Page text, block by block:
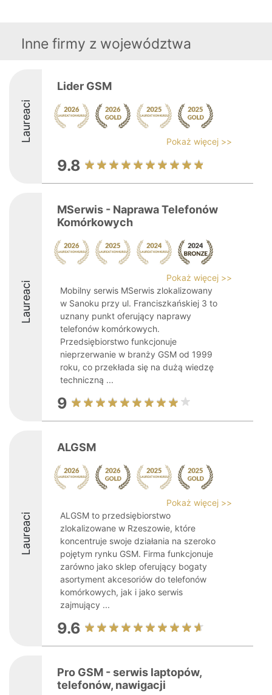
Inne firmy z województwa
Laureaci
Lider GSM
Pokaż więcej >>
9.8
Laureaci
MSerwis - Naprawa Telefonów
Komórkowych
Pokaż więcej >>
Mobilny serwis MSerwis zlokalizowany
w Sanoku przy ul. Franciszkańskiej 3 to
uznany punkt oferujący naprawy
telefonów komórkowych.
Przedsiębiorstwo funkcjonuje
nieprzerwanie w branży GSM od 1999
roku, co przekłada się na dużą wiedzę
techniczną ...
9
Laureaci
ALGSM
Pokaż więcej >>
ALGSM to przedsiębiorstwo
zlokalizowane w Rzeszowie, które
koncentruje swoje działania na szeroko
pojętym rynku GSM. Firma funkcjonuje
zarówno jako sklep oferujący bogaty
asortyment akcesoriów do telefonów
komórkowych, jak i jako serwis
zajmujący ...
9.6
Pro GSM - serwis laptopów,
telefonów, nawigacji